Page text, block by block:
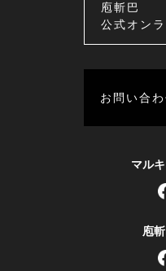
庖斬巴
公式オン
お問い合
マル
庖